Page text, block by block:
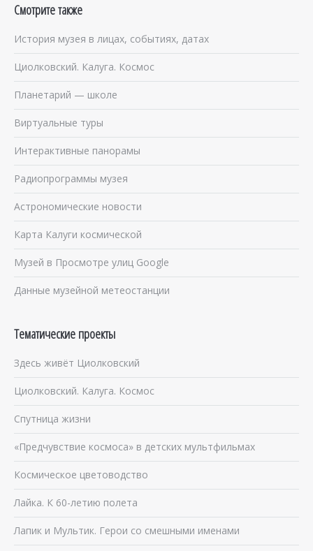
Смотрите также
История музея в лицах, событиях, датах
Циолковский. Калуга. Космос
Планетарий — школе
Виртуальные туры
Интерактивные панорамы
Радиопрограммы музея
Астрономические новости
Карта Калуги космической
Музей в Просмотре улиц Google
Данные музейной метеостанции
Тематические проекты
Здесь живёт Циолковский
Циолковский. Калуга. Космос
Спутница жизни
«Предчувствие космоса» в детских мультфильмах
Космическое цветоводство
Лайка. К 60-летию полета
Лапик и Мультик. Герои со смешными именами